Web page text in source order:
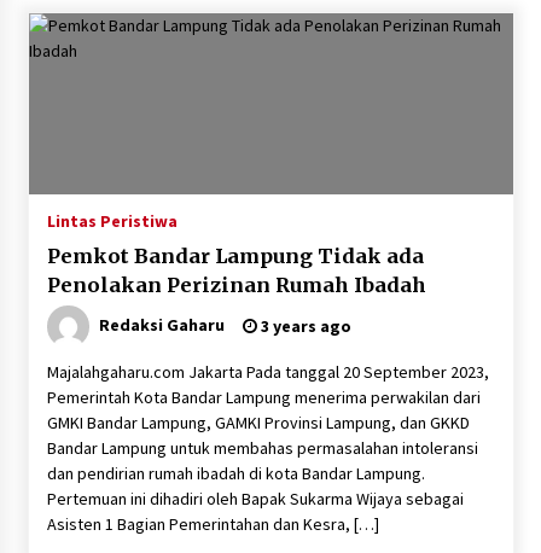
Lintas Peristiwa
Pemkot Bandar Lampung Tidak ada
Penolakan Perizinan Rumah Ibadah
Redaksi Gaharu 3 years ago
Majalahgaharu.com Jakarta Pada tanggal 20 September 2023,
Pemerintah Kota Bandar Lampung menerima perwakilan dari
GMKI Bandar Lampung, GAMKI Provinsi Lampung, dan GKKD
Bandar Lampung untuk membahas permasalahan intoleransi
dan pendirian rumah ibadah di kota Bandar Lampung.
Pertemuan ini dihadiri oleh Bapak Sukarma Wijaya sebagai
Asisten 1 Bagian Pemerintahan dan Kesra, […]